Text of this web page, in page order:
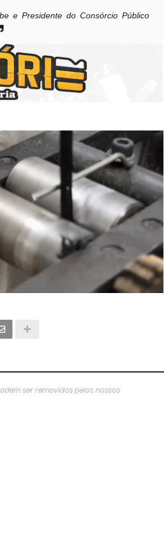
e Presidente do Consórcio Público
ser removidos pelos nossos